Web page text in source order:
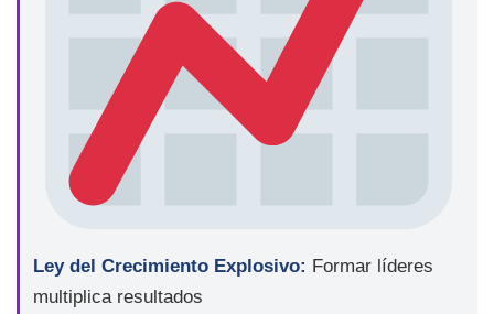
Ley del Crecimiento Explosivo: Formar líderes
multiplica resultados